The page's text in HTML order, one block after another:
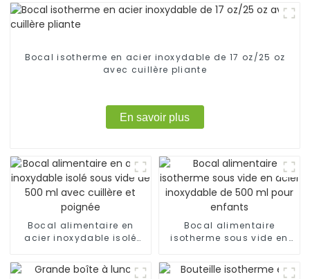
Bocal isotherme en acier inoxydable de 17 oz/25 oz
avec cuillère pliante
En savoir plus
Bocal alimentaire en
acier inoxydable isolé
avec cuillère et poignée
Bocal alimentaire
isotherme sous vide en
ml pour enfants